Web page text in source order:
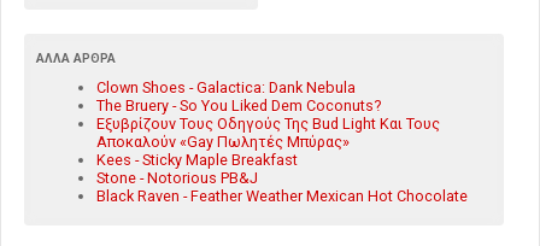
ΆΛΛΑ ΆΡΘΡΑ
Clown Shoes - Galactica: Dank Nebula
The Bruery - So You Liked Dem Coconuts?
Εξυβρίζουν Τους Οδηγούς Της Βud Light Και Τους
Αποκαλούν «Gay Πωλητές Μπύρας»
Kees - Sticky Maple Breakfast
Stone - Notorious PB&J
Black Raven - Feather Weather Mexican Hot Chocolate